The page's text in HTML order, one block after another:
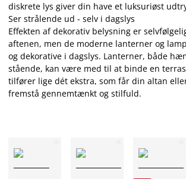
diskrete lys giver din have et luksuriøst
Ser strålende ud - selv i dagslys
Effekten af dekorativ belysning er
aftenen, men de moderne lanterner og
og dekorative i dagslys. Lanterner, både
stående, kan være med til at binde en
tilfører lige dét ekstra, som får din altan
fremstå gennemtænkt og stilfuld.